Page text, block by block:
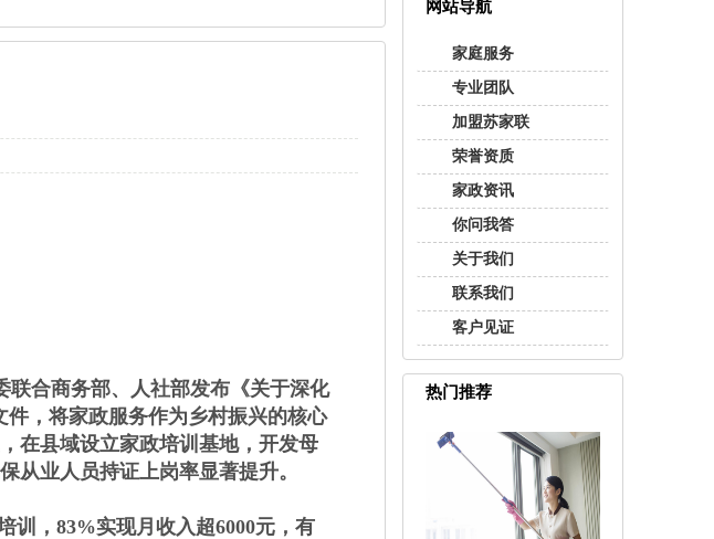
网站导航
家庭服务
专业团队
加盟苏家联
荣誉资质
家政资讯
你问我答
关于我们
联系我们
客户见证
热门推荐
合商务部、人社部发布《关于深化
，将家政服务作为乡村振兴的核心
在县域设立家政培训基地，开发母
从业人员持证上岗率显著提升。
，83%实现月收入超6000元，有